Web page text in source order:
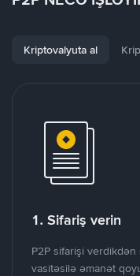
Kriptovalyuta al
1. Sifariş verin
P2P sifarişi
vasitəsilə əmanət